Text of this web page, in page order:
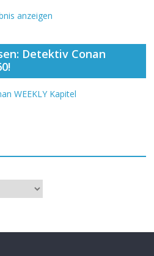
anzeigen
Detektiv Conan